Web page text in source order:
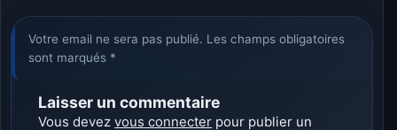
Votre email ne sera pas publié. Les champs obligatoires
sont marqués *
Laisser un commentaire
Vous devezvous connecter pour publier un